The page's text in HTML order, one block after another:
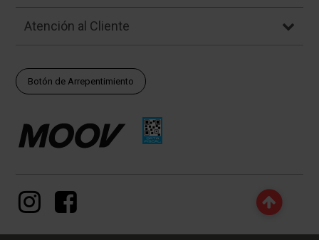
Atención al Cliente
Botón de Arrepentimiento